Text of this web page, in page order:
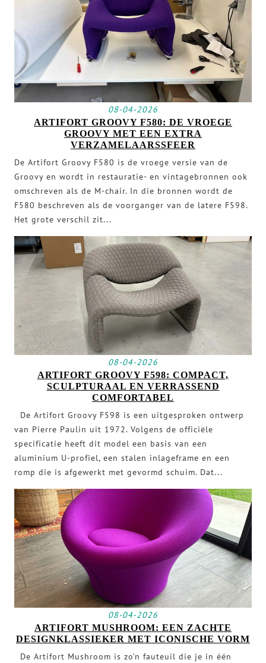
08-04-2026
ARTIFORT GROOVY F580: DE VROEGE
GROOVY MET EEN EXTRA
VERZAMELAARSSFEER
De Artifort Groovy F580 is de vroege versie van de
Groovy en wordt in restauratie- en vintagebronnen ook
omschreven als de M-chair. In die bronnen wordt de
F580 beschreven als de voorganger van de latere F598.
Het grote verschil zit...
08-04-2026
ARTIFORT GROOVY F598: COMPACT,
SCULPTURAAL EN VERRASSEND
COMFORTABEL
De Artifort Groovy F598 is een uitgesproken ontwerp
van Pierre Paulin uit 1972. Volgens de officiële
specificatie heeft dit model een basis van een
aluminium U-profiel, een stalen inlageframe en een
romp die is afgewerkt met gevormd schuim. Dat...
08-04-2026
ARTIFORT MUSHROOM: EEN ZACHTE
DESIGNKLASSIEKER MET ICONISCHE VORM
De Artifort Mushroom is zo’n fauteuil die je in één